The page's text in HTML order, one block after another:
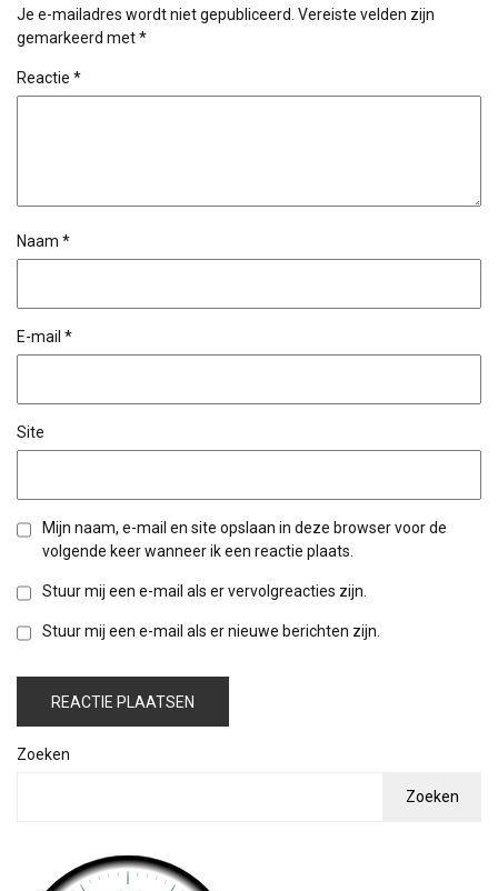
Je e-mailadres wordt niet gepubliceerd. Vereiste velden zijn
gemarkeerd met*
Reactie *
Naam *
E-mail *
Site
Mijn naam, e-mail en site opslaan in deze browser voor de
volgende keer wanneer ik een reactie plaats.
Stuur mij een e-mail als er vervolgreacties zijn.
Stuur mij een e-mail als er nieuwe berichten zijn.
Zoeken
Zoeken